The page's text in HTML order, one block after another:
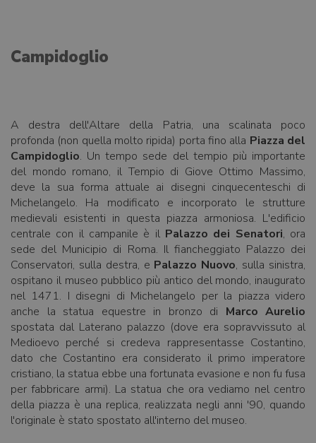
Campidoglio
A destra dell'Altare della Patria, una scalinata poco
profonda (non quella molto ripida) porta fino alla Piazza del
Campidoglio. Un tempo sede del tempio più importante
del mondo romano, il Tempio di Giove Ottimo Massimo,
deve la sua forma attuale ai disegni cinquecenteschi di
Michelangelo. Ha modificato e incorporato le strutture
medievali esistenti in questa piazza armoniosa. L'edificio
centrale con il campanile è il Palazzo dei Senatori, ora
sede del Municipio di Roma. Il fiancheggiato Palazzo dei
Conservatori, sulla destra, e Palazzo Nuovo, sulla sinistra,
ospitano il museo pubblico più antico del mondo, inaugurato
nel 1471. I disegni di Michelangelo per la piazza videro
anche la statua equestre in bronzo di Marco Aurelio
spostata dal Laterano palazzo (dove era sopravvissuto al
Medioevo perché si credeva rappresentasse Costantino,
dato che Costantino era considerato il primo imperatore
cristiano, la statua ebbe una fortunata evasione e non fu fusa
per fabbricare armi). La statua che ora vediamo nel centro
della piazza è una replica, realizzata negli anni '90, quando
l'originale è stato spostato all'interno del museo.